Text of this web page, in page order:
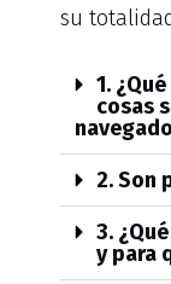
su
1.
cosas
2. Son
3.
y para